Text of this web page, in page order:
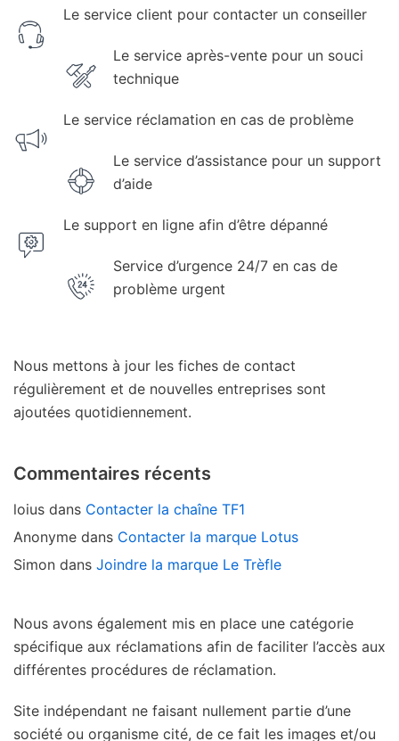
Le service client pour contacter un conseiller
Le service après-vente pour un souci
technique
Le service réclamation en cas de problème
Le service d’assistance pour un support
d’aide
Le support en ligne afin d’être dépanné
Service d’urgence 24/7 en cas de
problème urgent
Nous mettons à jour les fiches de contact
régulièrement et de nouvelles entreprises sont
ajoutées quotidiennement.
Commentaires récents
loius dans Contacter la chaîne TF1
Anonyme dans Contacter la marque Lotus
Simon dans Joindre la marque Le Trèfle
Nous avons également mis en place une catégorie
spécifique aux réclamations afin de faciliter l’accès aux
différentes procédures de réclamation.
Site indépendant ne faisant nullement partie d’une
société ou organisme cité, de ce fait les images et/ou